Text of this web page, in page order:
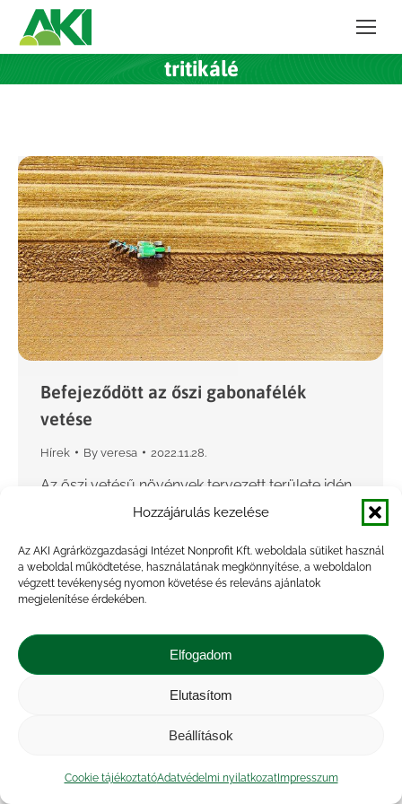
Hozzájárulás kezelése
Az AKI Agrárközgazdasági Intézet Nonprofit Kft. weboldala sütiket használ
a weboldal működtetése, használatának megkönnyítése, a weboldalon
végzett tevékenység nyomon követése és releváns ajánlatok
megjelenítése érdekében.
Elfogadom
Elutasítom
Beállítások
Cookie tájékoztatóAdatvédelmi nyilatkozatImpresszum
tritikálé
Befejeződött az őszi gabonafélék
vetése
Hírek By veresa 2022.11.28.
Az őszi vetésű növények tervezett területe idén
1,7 millió hektár, a terület 99,6 százalékán
növények tervezett területe szintén 1,7 millió
hektár, melyeknél a talaj-előkészítési…